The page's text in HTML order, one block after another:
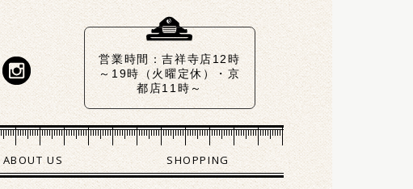
営業時間：吉祥寺店12時
～19時（火曜定休）・京
都店11時～18時（火水曜
ABOUT US SHOPPING